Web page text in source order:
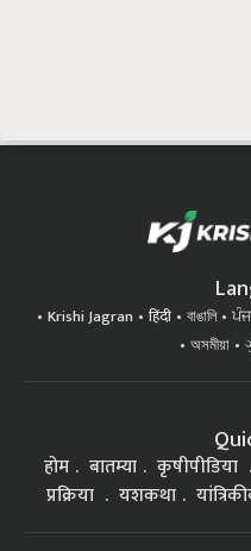
বাঙালি
অসমীয়া
कृषीपीडिया
प्रक्रिया
यशकथा